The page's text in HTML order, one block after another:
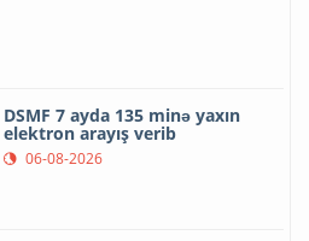
DSMF 7 ayda 135 minə yaxın
elektron arayış verib
06-08-2026